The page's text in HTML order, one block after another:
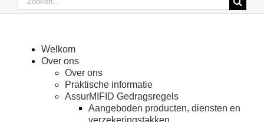
Verzekeringen Professionelen
naar:
Welkom
Over ons
Over ons
Praktische informatie
AssurMIFID Gedragsregels
Aangeboden producten, diensten en
verzekeringstakken